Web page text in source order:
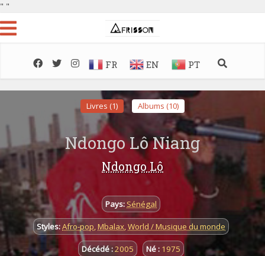
" "
FR EN PT
Livres (1) Albums (10)
Ndongo Lô Niang
Ndongo Lô
Pays: Sénégal
Styles:Afro-pop,Mbalax,World / Musique du monde
Décédé :2005 Né : 1975